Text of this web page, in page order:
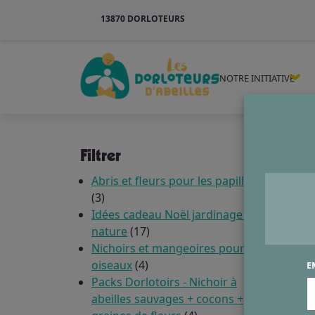
13870 DORLOTEURS
NOTRE INITIATIVE
Filtrer
Abris et fleurs pour les papillons
33
produits
Idées cadeau Noël jardinage et
nature 1717
produits
Nichoirs et mangeoires pour
oiseaux 44
produits
Packs Dorlotoirs - Nichoir à
abeilles sauvages + cocons +
un